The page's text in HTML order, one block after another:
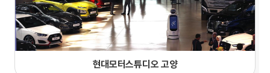
현대모터스튜디오 고양